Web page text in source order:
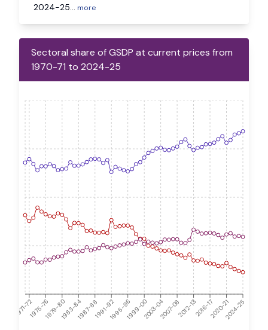
2024-25... more
Sectoral share of GSDP at current prices from
1970-71 to 2024-25
1971-721975-761979-801983-841987-881991-921995-961999-002003-042007-082012-132016-172020-212024-25